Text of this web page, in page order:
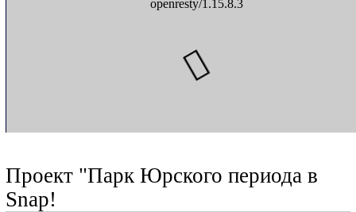
Проект "Парк Юрского периода в
Snap!